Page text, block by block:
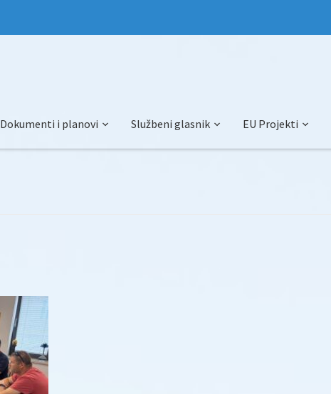
Dokumenti i planovi Službeni glasnik EU Projekti